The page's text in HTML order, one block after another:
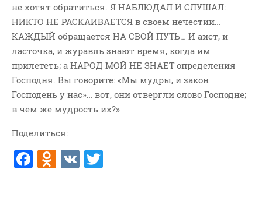
ГЛАВНАЯ
МОИ КНИГИ
СЛОВО-АУДИО
СЛОВО-ВИДЕО
ВОПРОСЫ ПАСТОРУ
КОНТАКТ
Аудио
Беседы По Бытие
Заметки
не хотят обратиться. Я НАБЛЮДАЛ И СЛУШАЛ:
НИКТО НЕ РАСКАИВАЕТСЯ в своем нечестии…
КАЖДЫЙ обращается НА СВОЙ ПУТЬ… И аист, и
ласточка, и журавль знают время, когда им
прилететь; а НАРОД МОЙ НЕ ЗНАЕТ определения
Господня. Вы говорите: «Мы мудры, и закон
Господень у нас»… вот, они отвергли слово Господне;
в чем же мудрость их?»
Поделиться:
F
a
O
d
V
K